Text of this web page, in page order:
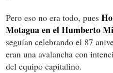
Pero eso no era todo, pues
Motagua en el Humberto
seguían celebrando el 87
eran una avalancha con
del equipo capitalino.